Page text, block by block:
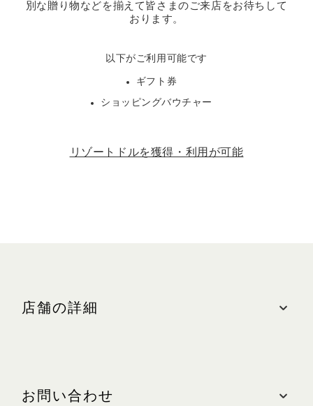
別な贈り物などを揃えて皆さまのご来店をお待ちして
おります。
以下がご利用可能です
ギフト券
ショッピングバウチャー
リゾートドルを獲得・利用が可能
店舗の詳細
最寄りの駐車場: 中央(オレンジゾーン)
お問い合わせ